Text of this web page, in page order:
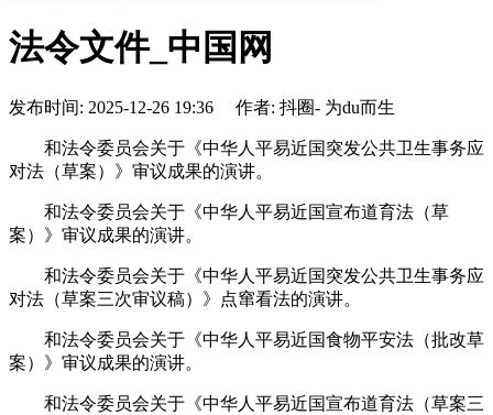
法令文件_中国网
发布时间: 2025-12-26 19:36 作者: 抖圈- 为du而生
和法令委员会关于《中华人平易近国突发公共卫生事务应
对法（草案）》审议成果的演讲。
和法令委员会关于《中华人平易近国宣布道育法（草
案）》审议成果的演讲。
和法令委员会关于《中华人平易近国突发公共卫生事务应
对法（草案三次审议稿）》点窜看法的演讲。
和法令委员会关于《中华人平易近国食物平安法（批改草
案）》审议成果的演讲。
和法令委员会关于《中华人平易近国宣布道育法（草案三